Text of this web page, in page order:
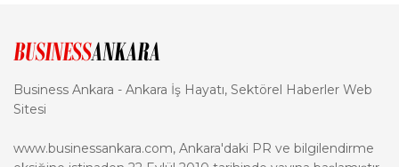
Business Ankara - Ankara İş Hayatı, Sektörel Haberler Web
Sitesi
www.businessankara.com, Ankara'daki PR ve bilgilendirme